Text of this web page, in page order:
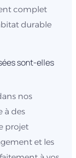
complet
durable
sont-elles
nos
à des
projet
et les